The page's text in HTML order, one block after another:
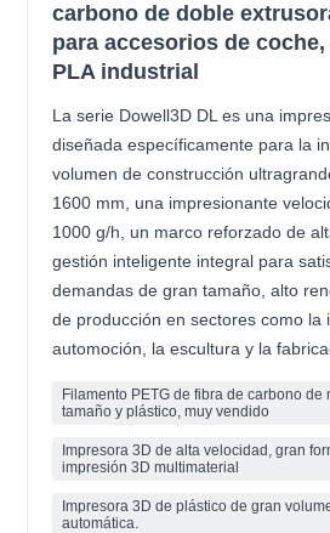
carbono de doble
para accesorios de
PLA industrial
La serie Dowell3D DL es una
diseñada específicamente para la
volumen de construcción
1600 mm, una impresionante
1000 g/h, un marco reforzado de
gestión inteligente integral para
demandas de gran tamaño, alto
de producción en sectores como la
automoción, la escultura y la
Filamento PETG de fibra de carbono de
tamaño y plástico, muy vendido
Impresora 3D de alta velocidad, gran
impresión 3D multimaterial
Impresora 3D de plástico de gran
automática.